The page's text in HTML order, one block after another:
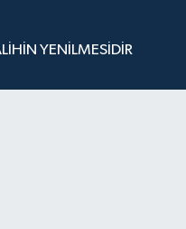
YENİLMESİDİR